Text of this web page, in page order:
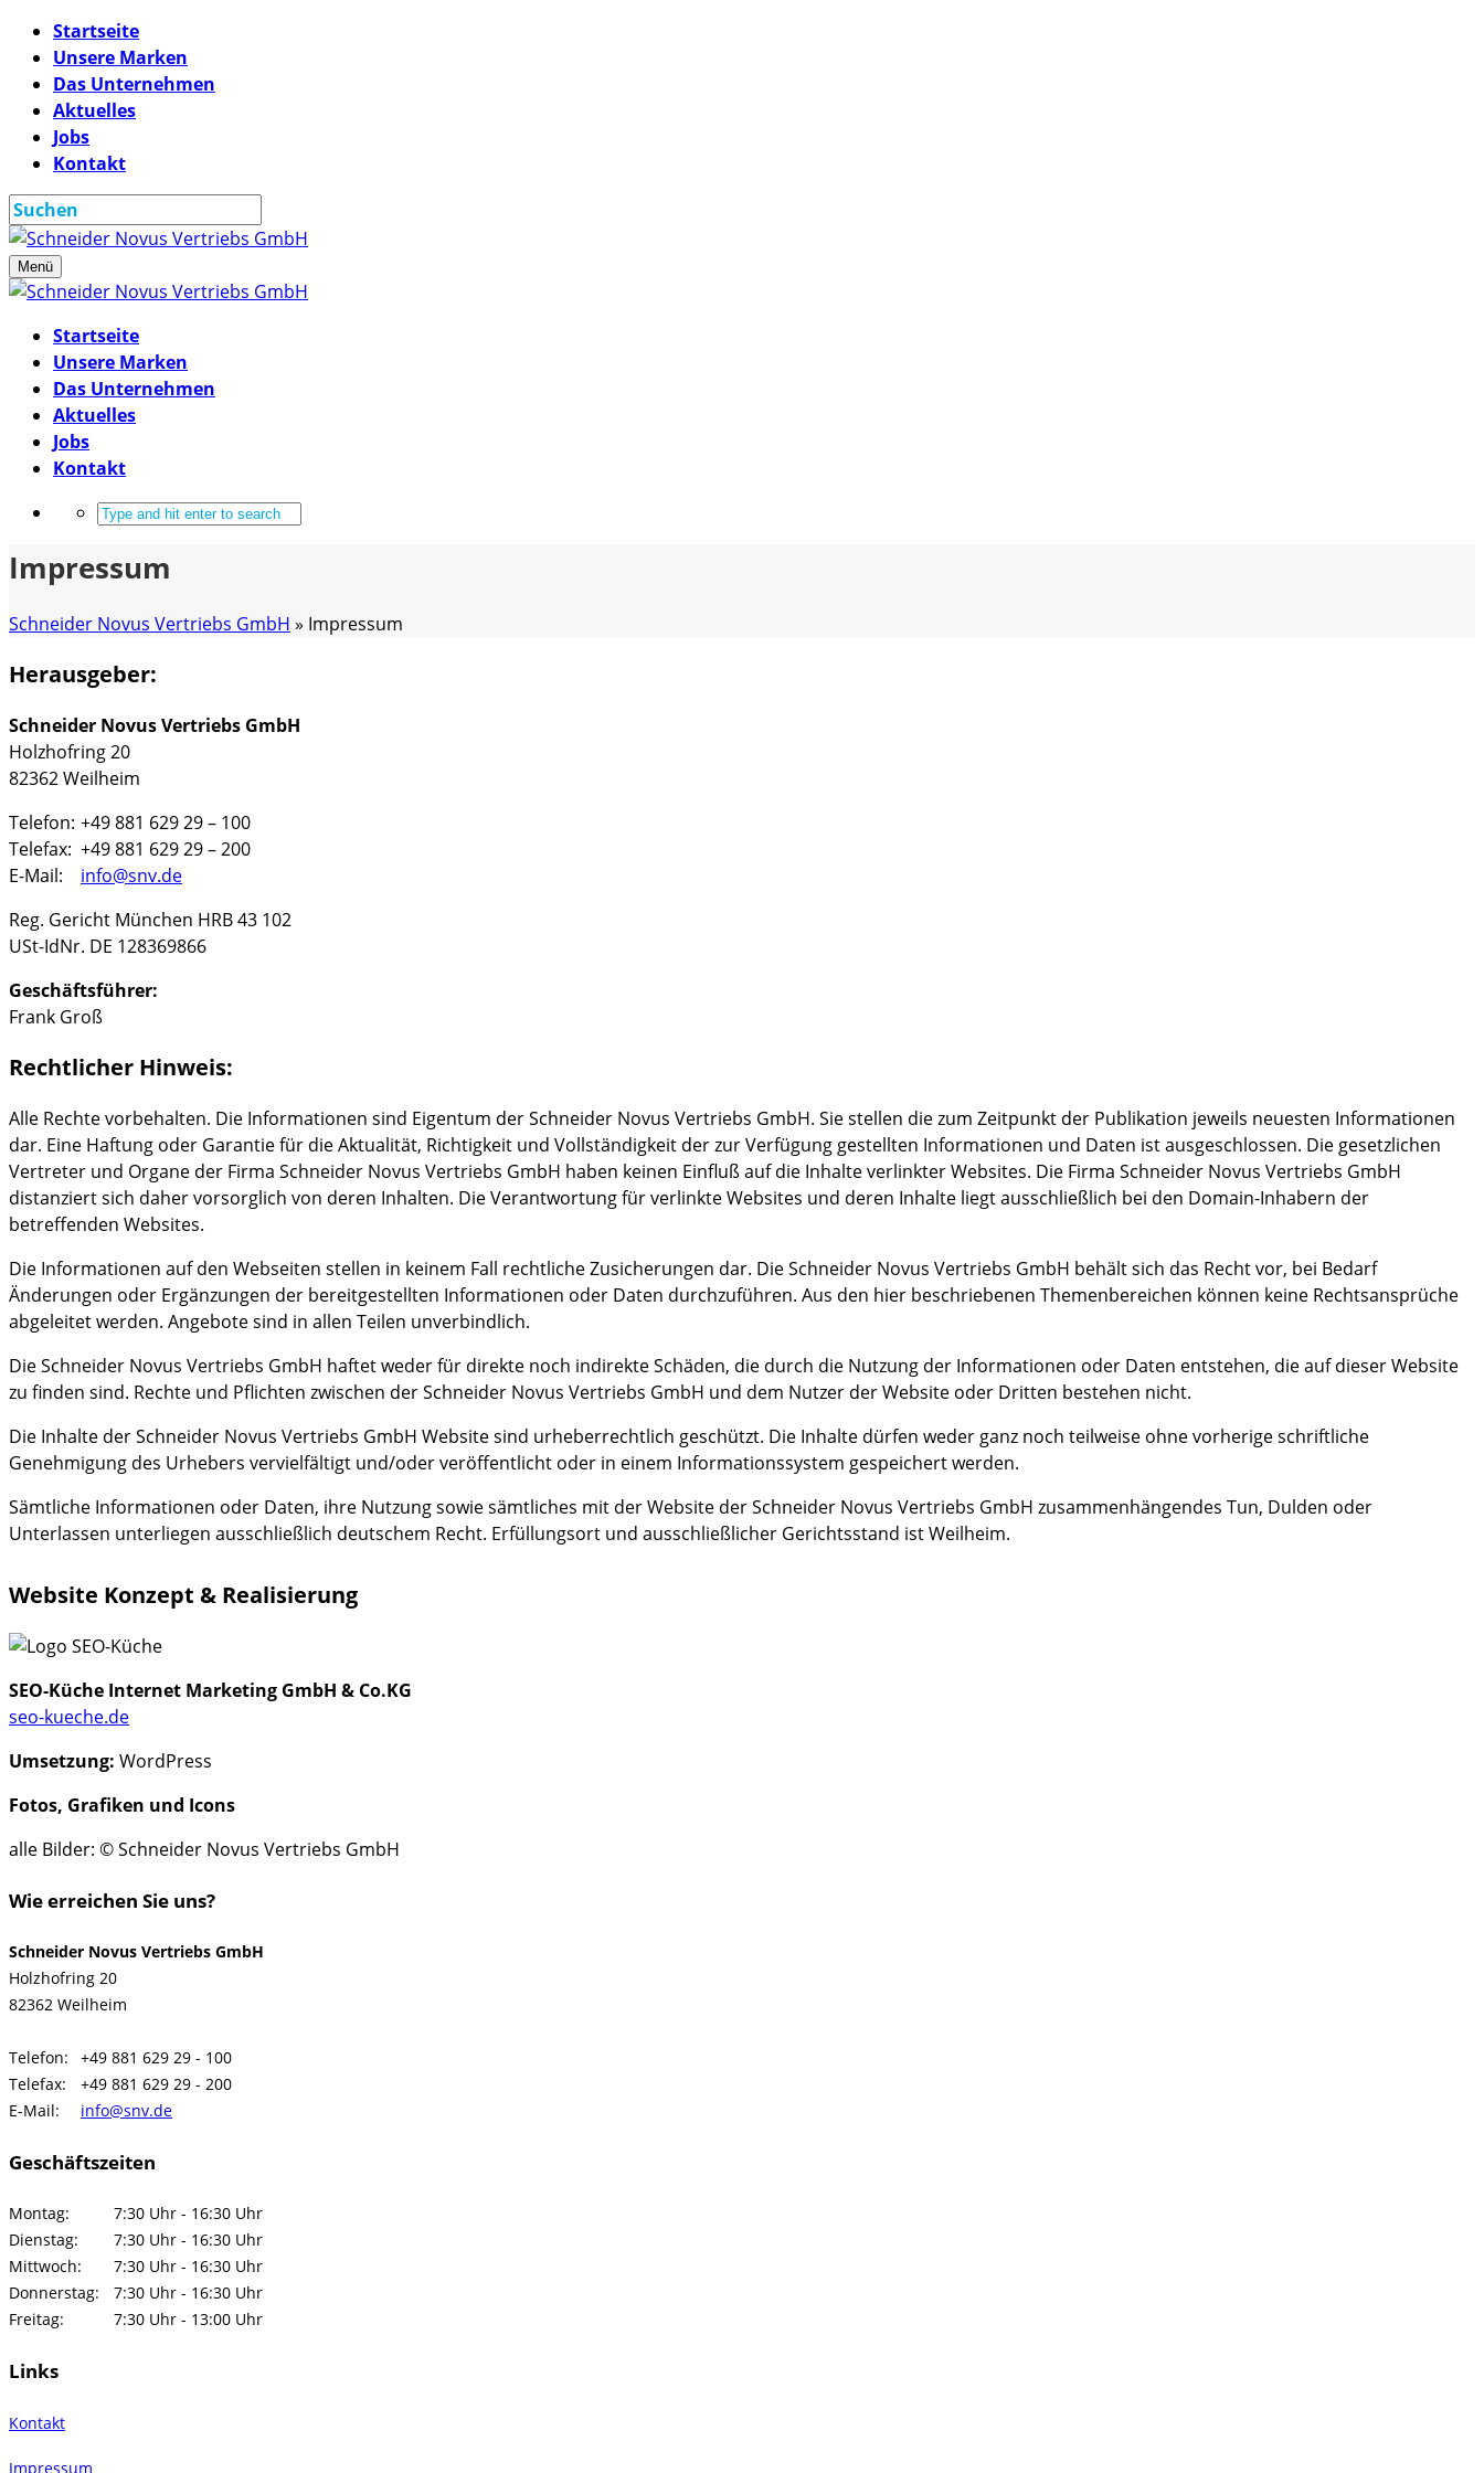
Startseite
Unsere Marken
Das Unternehmen
Aktuelles
Jobs
Kontakt
Menü
Startseite
Unsere Marken
Das Unternehmen
Aktuelles
Jobs
Kontakt
Impressum
Schneider Novus Vertriebs GmbH » Impressum
Herausgeber:
Schneider Novus Vertriebs GmbH
Holzhofring 20
82362 Weilheim
Telefon: +49 881 629 29 – 100
Telefax: +49 881 629 29 – 200
E-Mail:
info@snv.de
Reg. Gericht München HRB 43 102
USt-IdNr. DE 128369866
Geschäftsführer:
Frank Groß
Rechtlicher Hinweis:
Alle Rechte vorbehalten. Die Informationen sind Eigentum der Schneider Novus Vertriebs GmbH. Sie stellen die zum Zeitpunkt der Publikation jeweils neuesten Informationen
dar. Eine Haftung oder Garantie für die Aktualität, Richtigkeit und Vollständigkeit der zur Verfügung gestellten Informationen und Daten ist ausgeschlossen. Die gesetzlichen
Vertreter und Organe der Firma Schneider Novus Vertriebs GmbH haben keinen Einfluß auf die Inhalte verlinkter Websites. Die Firma Schneider Novus Vertriebs GmbH
distanziert sich daher vorsorglich von deren Inhalten. Die Verantwortung für verlinkte Websites und deren Inhalte liegt ausschließlich bei den Domain-Inhabern der
betreffenden Websites.
Die Informationen auf den Webseiten stellen in keinem Fall rechtliche Zusicherungen dar. Die Schneider Novus Vertriebs GmbH behält sich das Recht vor, bei Bedarf
Änderungen oder Ergänzungen der bereitgestellten Informationen oder Daten durchzuführen. Aus den hier beschriebenen Themenbereichen können keine Rechtsansprüche
abgeleitet werden. Angebote sind in allen Teilen unverbindlich.
Die Schneider Novus Vertriebs GmbH haftet weder für direkte noch indirekte Schäden, die durch die Nutzung der Informationen oder Daten entstehen, die auf dieser Website
zu finden sind. Rechte und Pflichten zwischen der Schneider Novus Vertriebs GmbH und dem Nutzer der Website oder Dritten bestehen nicht.
Die Inhalte der Schneider Novus Vertriebs GmbH Website sind urheberrechtlich geschützt. Die Inhalte dürfen weder ganz noch teilweise ohne vorherige schriftliche
Genehmigung des Urhebers vervielfältigt und/oder veröffentlicht oder in einem Informationssystem gespeichert werden.
Sämtliche Informationen oder Daten, ihre Nutzung sowie sämtliches mit der Website der Schneider Novus Vertriebs GmbH zusammenhängendes Tun, Dulden oder
Unterlassen unterliegen ausschließlich deutschem Recht. Erfüllungsort und ausschließlicher Gerichtsstand ist Weilheim.
Website Konzept & Realisierung
SEO-Küche Internet Marketing GmbH & Co.KG
seo-kueche.de
Umsetzung: WordPress
Fotos, Grafiken und Icons
alle Bilder: © Schneider Novus Vertriebs GmbH
Wie erreichen Sie uns?
Schneider Novus Vertriebs GmbH
Holzhofring 20
82362 Weilheim
Telefon:
+49 881 629 29 - 100
Telefax:
+49 881 629 29 - 200
E-Mail:
info@snv.de
Geschäftszeiten
Montag:
7:30 Uhr - 16:30 Uhr
Dienstag:
7:30 Uhr - 16:30 Uhr
Mittwoch:
7:30 Uhr - 16:30 Uhr
Donnerstag:
7:30 Uhr - 16:30 Uhr
Freitag:
7:30 Uhr - 13:00 Uhr
Links
Kontakt
Impressum